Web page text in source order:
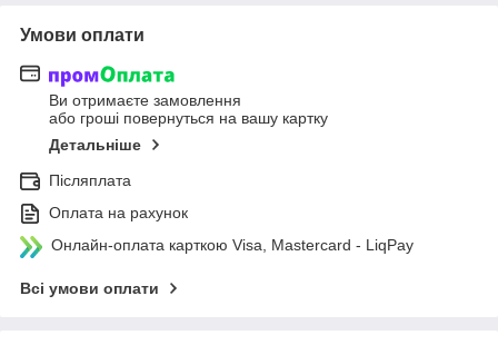
Умови оплати
Ви отримаєте замовлення
або гроші повернуться на вашу картку
Детальніше
Післяплата
Оплата на рахунок
Онлайн-оплата карткою Visa, Mastercard - LiqPay
Всі умови оплати